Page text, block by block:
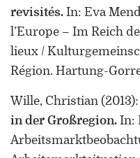
revisités. In: Eva
l’Europe – Im Reich
lieux /
Région. Hartung-
Wille, Christian (2013):
in der Großregion. In: